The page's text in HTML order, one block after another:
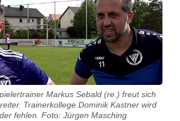
Markus Sebald (re.) freut sich
Trainerkollege Dominik Kastner wird
fehlen. Foto: Jürgen Masching